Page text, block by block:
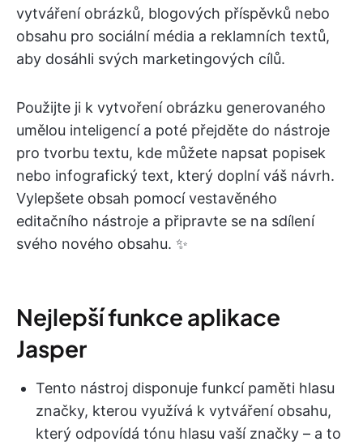
vytváření obrázků, blogových příspěvků nebo
obsahu pro sociální média a reklamních textů,
aby dosáhli svých marketingových cílů.
Použijte ji k vytvoření obrázku generovaného
umělou inteligencí a poté přejděte do nástroje
pro tvorbu textu, kde můžete napsat popisek
nebo infografický text, který doplní váš návrh.
Vylepšete obsah pomocí vestavěného
editačního nástroje a připravte se na sdílení
svého nového obsahu. ✨
Nejlepší funkce aplikace
Jasper
Tento nástroj disponuje funkcí paměti hlasu
značky, kterou využívá k vytváření obsahu,
který odpovídá tónu hlasu vaší značky – a to